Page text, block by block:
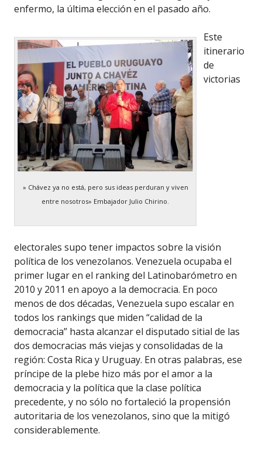
enfermo, la última elección en el pasado año.
» Chávez ya no está, pero sus ideas perduran y viven
entre nosotros» Embajador Julio Chirino.
Este
itinerario
de
victorias
electorales supo tener impactos sobre la visión
política de los venezolanos. Venezuela ocupaba el
primer lugar en el ranking del Latinobarómetro en
2010 y 2011 en apoyo a la democracia. En poco
menos de dos décadas, Venezuela supo escalar en
todos los rankings que miden “calidad de la
democracia” hasta alcanzar el disputado sitial de las
dos democracias más viejas y consolidadas de la
región: Costa Rica y Uruguay. En otras palabras, ese
príncipe de la plebe hizo más por el amor a la
democracia y la política que la clase política
precedente, y no sólo no fortaleció la propensión
autoritaria de los venezolanos, sino que la mitigó
considerablemente.